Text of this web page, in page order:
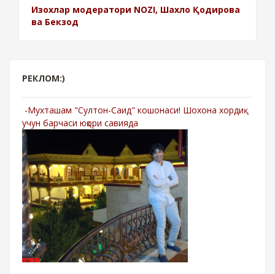
Изохлар модератори NOZI, Шахло Қодирова
ва Бекзод
РЕКЛОМ:)
-Мухташам "Султон-Саид" кошонаси! Шохона хордиқ
учун барчаси юқори савияда